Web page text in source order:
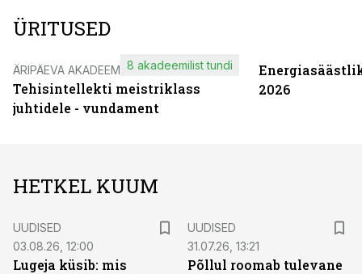
ÜRITUSED
ÄRIPÄEVA AKADEEMIA
Tehisintellekti meistriklass
juhtidele - vundament
8 akadeemilist tundi
2026
HETKEL KUUM
UUDISED
03.08.26, 12:00
Lugeja küsib: mis
UUDISED
31.07.26, 13:21
Põllul roomab tulevane